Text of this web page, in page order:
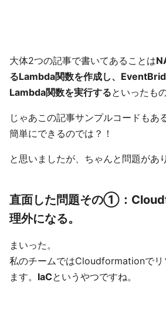
大体2つの記事で書いてあることは
るLambda関数を作成し、
Lambda関数を実行するといったも
じゃあこの記事サンプルコードもあ
簡単にできるのでは？！
と思いましたが、ちゃんと問題があ
直面した問題その①：
理外になる。
まいった。
私のチームではCloudformationでリ
ます。 IaCというやつですね。